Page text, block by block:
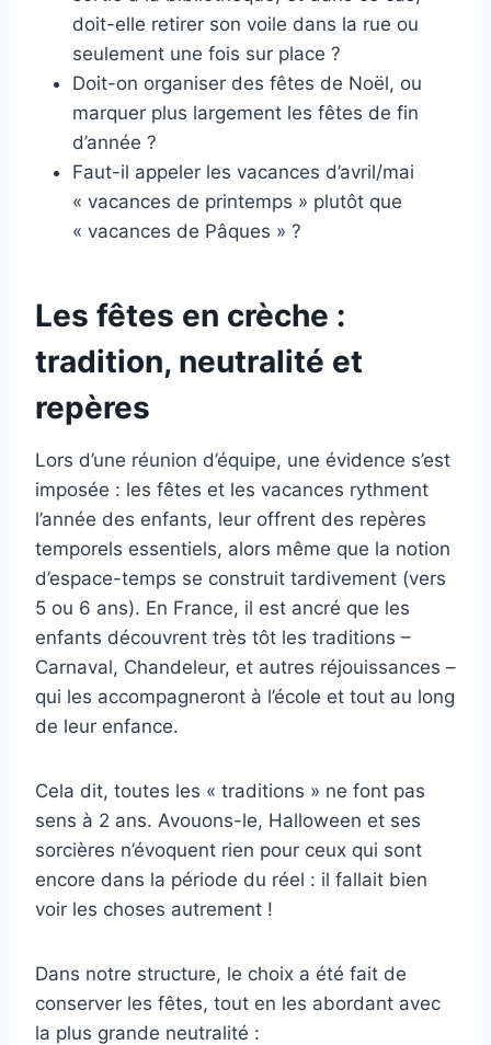
doit-elle retirer son voile dans la rue ou
seulement une fois sur place ?
Doit-on organiser des fêtes de Noël, ou
marquer plus largement les fêtes de fin
d’année ?
Faut-il appeler les vacances d’avril/mai
« vacances de printemps » plutôt que
« vacances de Pâques » ?
Les fêtes en crèche :
tradition, neutralité et
repères
Lors d’une réunion d’équipe, une évidence s’est
imposée : les fêtes et les vacances rythment
l’année des enfants, leur offrent des repères
temporels essentiels, alors même que la notion
d’espace-temps se construit tardivement (vers
5 ou 6 ans). En France, il est ancré que les
enfants découvrent très tôt les traditions –
Carnaval, Chandeleur, et autres réjouissances –
qui les accompagneront à l’école et tout au long
de leur enfance.
Cela dit, toutes les « traditions » ne font pas
sens à 2 ans. Avouons-le, Halloween et ses
sorcières n’évoquent rien pour ceux qui sont
encore dans la période du réel : il fallait bien
voir les choses autrement !
Dans notre structure, le choix a été fait de
conserver les fêtes, tout en les abordant avec
la plus grande neutralité :